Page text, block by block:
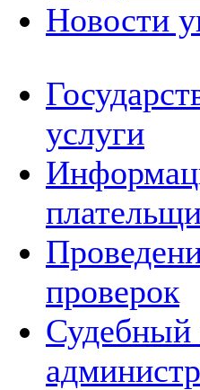
Новости
услуги
проверок
Судебный